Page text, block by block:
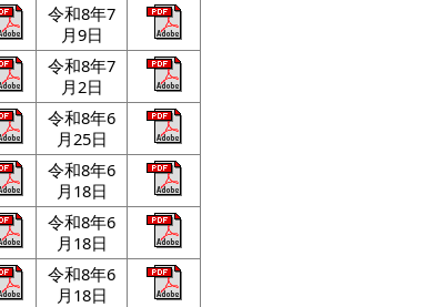
令和8年7
月9日
令和8年7
月2日
令和8年6
月25日
令和8年6
月18日
令和8年6
月18日
令和8年6
月18日